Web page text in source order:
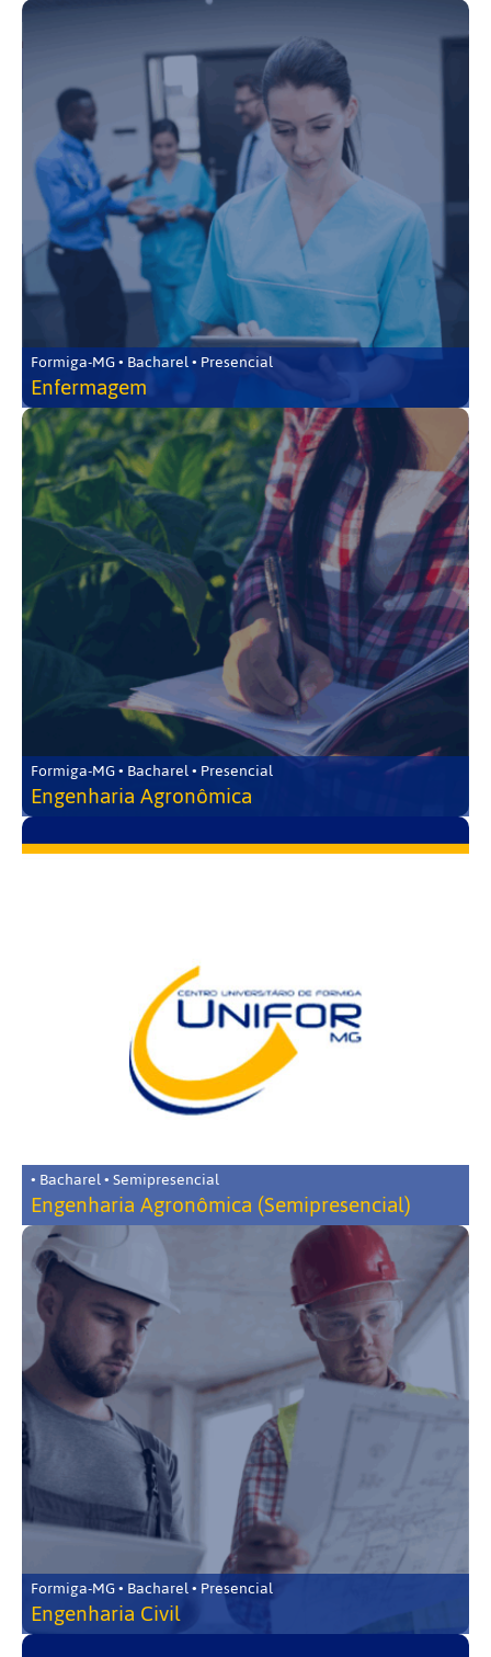
Formiga-MG • Bacharel • Presencial
Enfermagem
Formiga-MG • Bacharel • Presencial
Engenharia Agronômica
• Bacharel • Semipresencial
Engenharia Agronômica (Semipresencial)
Formiga-MG • Bacharel • Presencial
Engenharia Civil